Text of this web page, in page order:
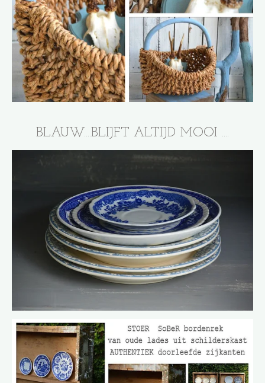
BLAUW....BLIJFT ALTIJD MOOI ....